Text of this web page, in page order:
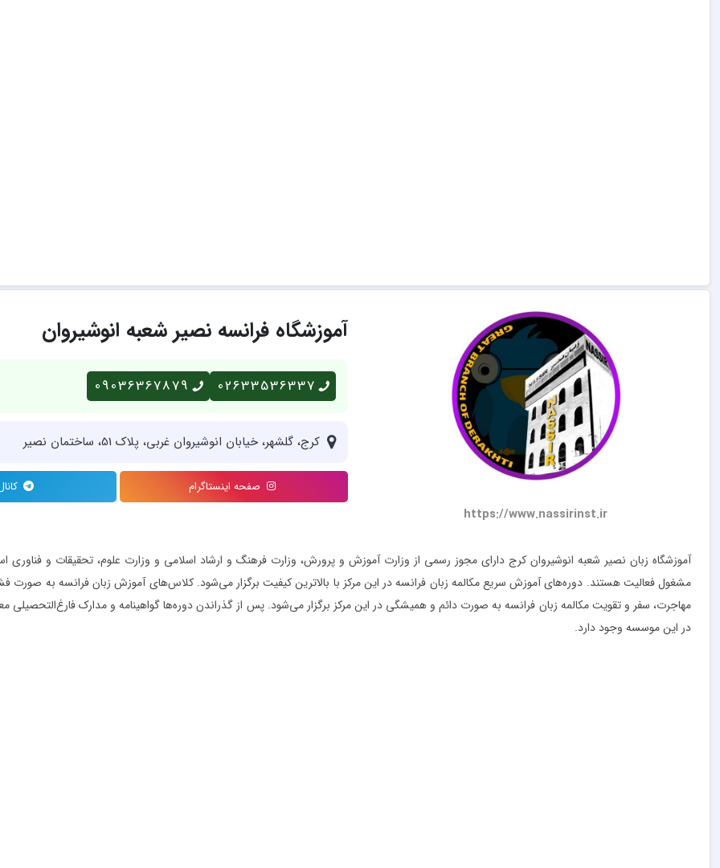
https://www.nassirinst.ir
آموزشگاه فرانسه نصیر شعبه انوشیروان
02633536337
09036367879
کرج، گلشهر، خیابان انوشیروان غربی، پلاک 51، ساختمان نصیر
صفحه اینستاگرام
آموزشگاه زبان نصیر شعبه انوشیروان کرج دارای مجوز رسمی از وزارت آموزش و پرورش، وزارت فرهنگ و ارشاد اسلامی و وزارت علوم، تحقیقات و
مهاجرت، سفر و تقویت مکالمه زبان فرانسه به صورت دائم و همیشگی در این مرکز برگزار می‌شود. پس از گذراندن دوره‌ها گواهینامه و مدارک
در این موسسه وجود دارد.